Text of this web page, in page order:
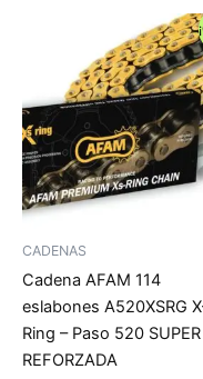
CADENAS
Cadena AFAM 114
eslabones A520XSRG
Ring – Paso 520 SUPER
REFORZADA